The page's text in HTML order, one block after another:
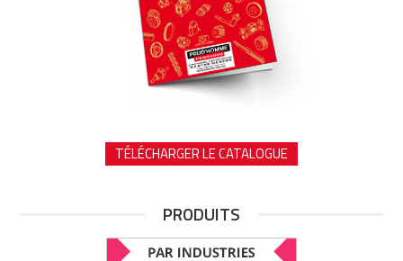
TÉLÉCHARGER LE CATALOGUE
PRODUITS